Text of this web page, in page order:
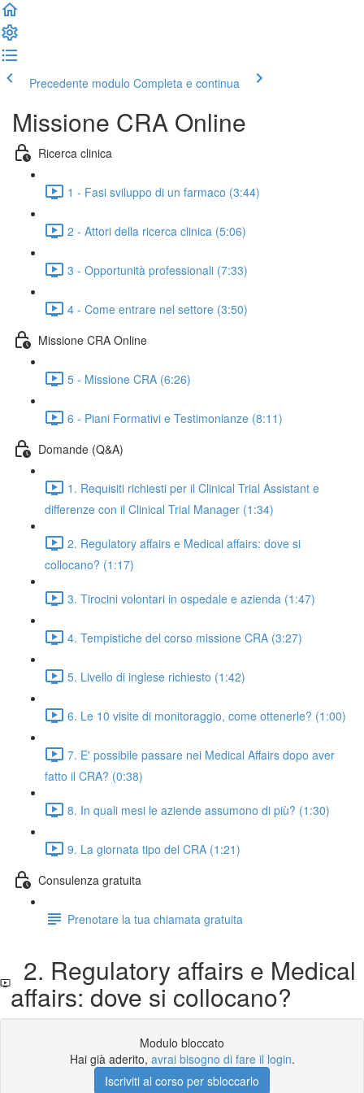
Precedente modulo Completa e continua
Missione CRA Online
Ricerca clinica
1 - Fasi sviluppo di un farmaco (3:44)
2 - Attori della ricerca clinica (5:06)
3 - Opportunità professionali (7:33)
4 - Come entrare nel settore (3:50)
Missione CRA Online
5 - Missione CRA (6:26)
6 - Piani Formativi e Testimonianze (8:11)
Domande (Q&A)
1. Requisiti richiesti per il Clinical Trial Assistant e
differenze con il Clinical Trial Manager (1:34)
2. Regulatory affairs e Medical affairs: dove si
collocano? (1:17)
3. Tirocini volontari in ospedale e azienda (1:47)
4. Tempistiche del corso missione CRA (3:27)
5. Livello di inglese richiesto (1:42)
6. Le 10 visite di monitoraggio, come ottenerle? (1:00)
7. E' possibile passare nei Medical Affairs dopo aver
fatto il CRA? (0:38)
8. In quali mesi le aziende assumono di più? (1:30)
9. La giornata tipo del CRA (1:21)
Consulenza gratuita
Prenotare la tua chiamata gratuita
2. Regulatory affairs e Medical
affairs: dove si collocano?
Modulo bloccato
Hai già aderito, avrai bisogno di fare il login.
Iscriviti al corso per sbloccarlo